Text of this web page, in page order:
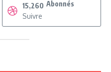
15,260 Abonnés
Suivre